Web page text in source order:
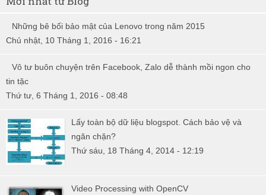
Những bê bối bảo mật của Lenovo trong năm 2015
Chủ nhật, 10 Tháng 1, 2016 - 16:21
Vô tư buôn chuyện trên Facebook, Zalo dễ thành mồi ngon cho
tin tặc
Thứ tư, 6 Tháng 1, 2016 - 08:48
Lấy toàn bộ dữ liệu blogspot. Cách bảo vệ và
ngăn chặn?
Thứ sáu, 18 Tháng 4, 2014 - 12:19
Video Processing with OpenCV